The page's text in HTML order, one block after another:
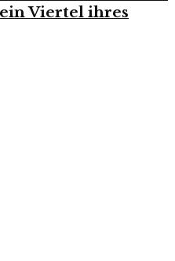
Viertel ihres